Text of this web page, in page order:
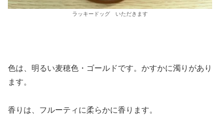
ラッキードッグ いただきます
色は、明るい麦穂色・ゴールドです。かすかに濁りがあり
ます。
香りは、フルーティに柔らかに香ります。